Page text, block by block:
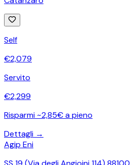
Self
€2,079
Servito
€2,299
Risparmi ~2,85€ a pieno
Dettagli →
Agip Eni